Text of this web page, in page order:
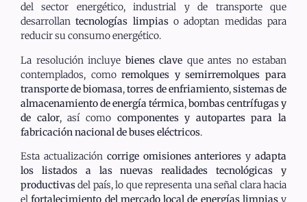
del sector energético, industrial y de transporte que
desarrollantecnologías limpiaso adoptan medidas para
reducir su consumo energético.
La resolución incluye bienes clave que antes no estaban
contemplados, comoremolques y semirremolques para
transporte de biomasa,torres de enfriamiento,sistemas de
almacenamiento de energía térmica,bombas centrífugas y
de calor, así como componentes y autopartes para la
fabricación nacional de buses eléctricos.
Esta actualización corrige omisiones anteriores yadapta
los listados a las nuevas realidades tecnológicas y
productivasdel país, lo que representa una señal clara hacia
elfortalecimiento del mercado local de energías limpiasy